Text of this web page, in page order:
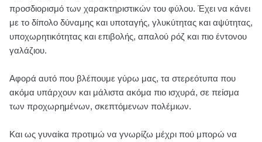
προσδιορισμό των χαρακτηριστικών του φύλου. Έχει να κάνει
με το δίπολο δύναμης και υποταγής, γλυκύτητας και αψύτητας,
υποχωρητικότητας και επιβολής, απαλού ρόζ και πιο έντονου
γαλάζιου.
Αφορά αυτό που βλέπουμε γύρω μας, τα στερεότυπα που
ακόμα υπάρχουν και μάλιστα ακόμα πιο ισχυρά, σε πείσμα
των προχωρημένων, σκεπτόμενων πολέμιων.
Και ως γυναίκα προτιμώ να γνωρίζω μέχρι πού μπορώ να